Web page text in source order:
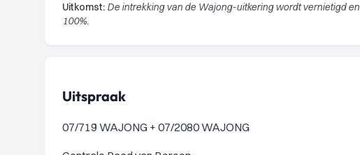
Uitkomst: De intrekking van de Wajong-uitkering wordt vernietigd
100%.
Uitspraak
07/719 WAJONG + 07/2080 WAJONG